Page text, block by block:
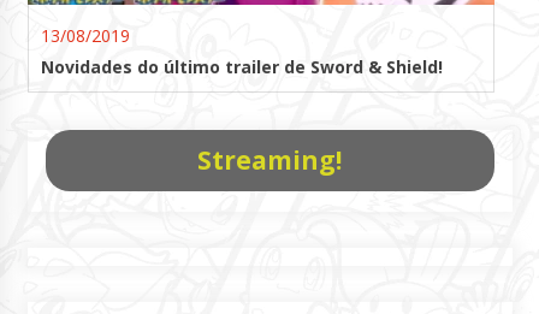
13/08/2019
Novidades do último trailer de Sword & Shield!
Streaming!